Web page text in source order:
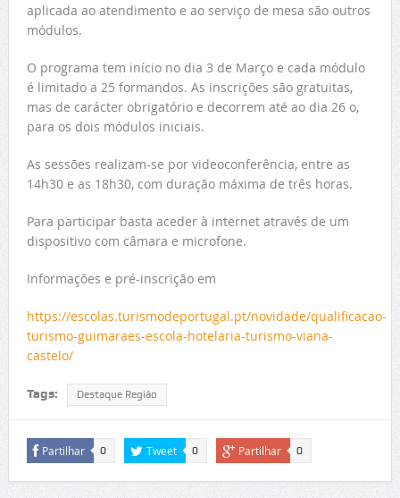
aplicada ao atendimento e ao serviço de mesa são outros
módulos.
O programa tem início no dia 3 de Março e cada módulo
é limitado a 25 formandos. As inscrições são gratuitas,
mas de carácter obrigatório e decorrem até ao dia 26 o,
para os dois módulos iniciais.
As sessões realizam-se por videoconferência, entre as
14h30 e as 18h30, com duração máxima de três horas.
Para participar basta aceder à internet através de um
dispositivo com câmara e microfone.
Informações e pré-inscrição em
https://escolas.turismodeportugal.pt/novidade/qualificacao-
turismo-guimaraes-escola-hotelaria-turismo-viana-
castelo/
Tags: Destaque Região
Partilhar 0 Tweet 0 Partilhar 0